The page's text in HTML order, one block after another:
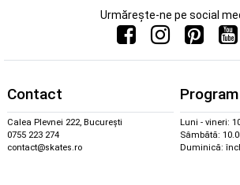
Urmărește-ne pe social
Contact
Calea Plevnei 222, București
0755 223 274
contact@skates.ro
Program
Luni - vineri:
Sâmbătă:
Duminică: